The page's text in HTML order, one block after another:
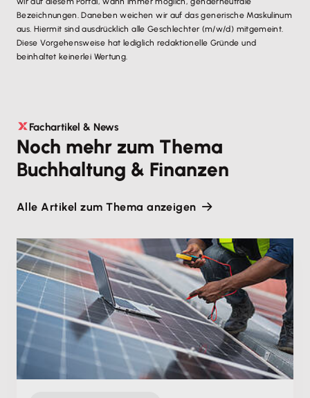
Bezeichnungen. Daneben weichen wir auf das generische Maskulinum
aus. Hiermit sind ausdrücklich alle Geschlechter (m/w/d) mitgemeint.
Diese Vorgehensweise hat lediglich redaktionelle Gründe und
beinhaltet keinerlei Wertung.
Fachartikel & News
Noch mehr zum Thema
Buchhaltung & Finanzen
Alle Artikel zum Thema anzeigen